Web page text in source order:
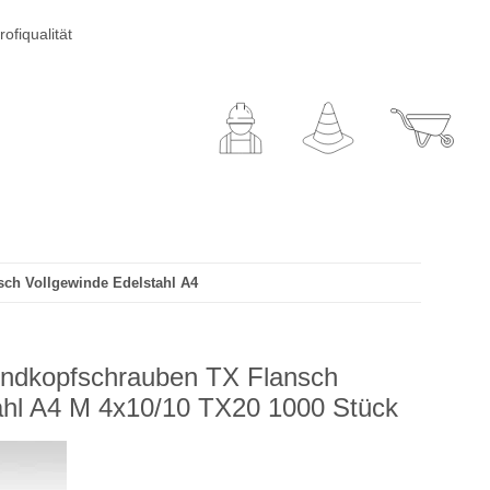
Vollgewinde Edelstahl A4
TX Flansch
A4 M 4x10/10 TX20 1000 Stück